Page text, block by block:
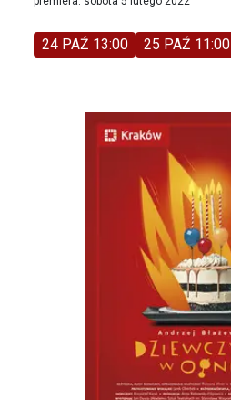
24 PAŹ 13:00 25 PAŹ 11:00